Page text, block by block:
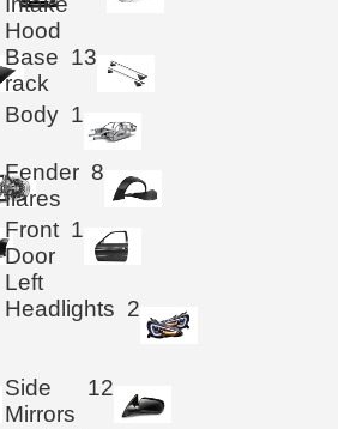
Hood
Base
rack
13
Body 1
Fender
flares
8
Front
Door
Left
1
Headlights 2
Side
Mirrors
12